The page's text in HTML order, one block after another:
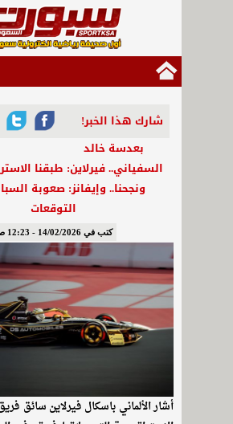
شارك هذا الخبر!
بعدسة خالد
السفياني.. فيرلاين: طبقنا
ونجحنا.. وإيفانز: صعوبة
التوقعات
كتب في 14/02/2026 - 12:23 ص
أشار الألماني باسكال فيرلاين سائق